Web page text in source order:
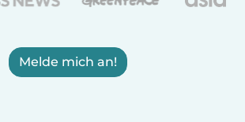
Melde mich an!